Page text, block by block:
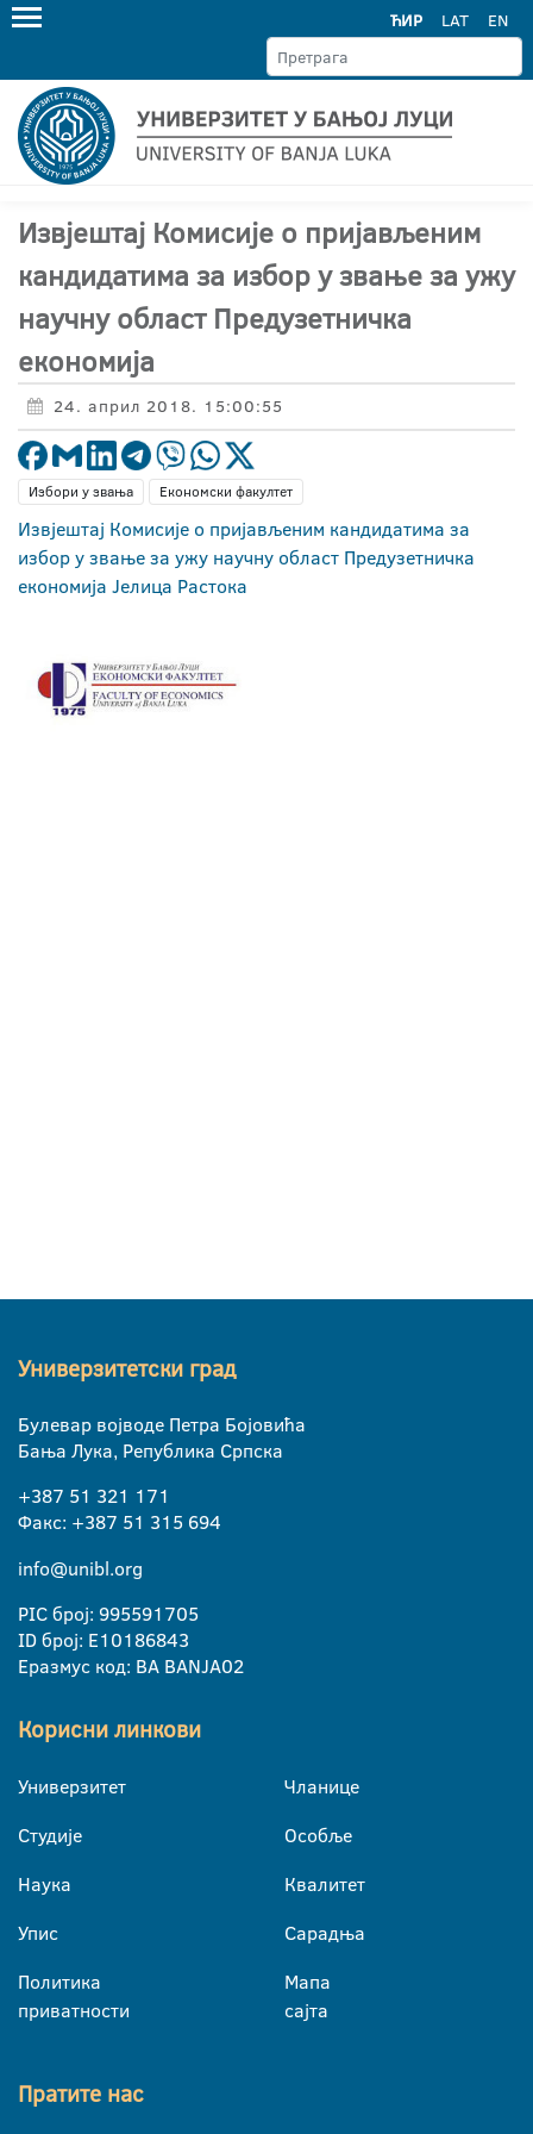
ЋИР LAT EN
Извјештај Комисије о пријављеним
кандидатима за избор у звање за ужу
научну област Предузетничка
економија
24. април 2018. 15:00:55
Избори у звања Економски факултет
Извјештај Комисије о пријављеним кандидатима за
избор у звање за ужу научну област Предузетничка
економија Јелица Растока
Универзитетски град
Булевар војводе Петра Бојовића
Бања Лука, Република Српска
+387 51 321 171
Факс: +387 51 315 694
info@unibl.org
PIC број: 995591705
ID број: E10186843
Еразмус код: BA BANJA02
Корисни линкови
Универзитет
Студије
Наука
Упис
Политика
приватности
Чланице
Особље
Квалитет
Сарадња
Мапа
сајта
Пратите нас